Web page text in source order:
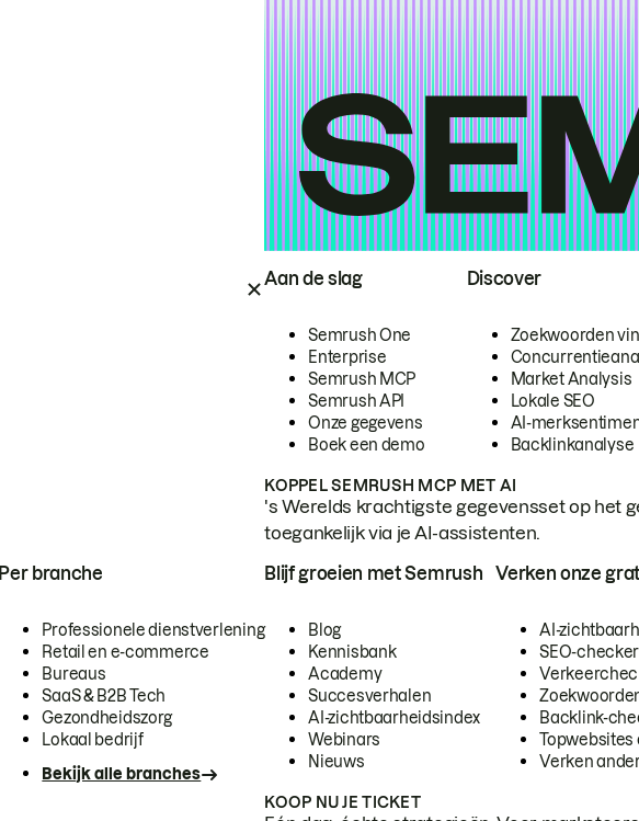
Aan de slag
Semrush One
Enterprise
Semrush MCP
Semrush API
Onze gegevens
Boek een demo
Discover
Zoekwoorden
Market Analysis
Lokale SEO
AI-
Backlinkanalyse
KOPPEL SEMRUSH MCP MET AI
's Werelds krachtigste gegevensset op het
toegankelijk via je AI-assistenten.
Per branche
Professionele dienstverlening
Retail en e-commerce
Bureaus
SaaS & B2B Tech
Gezondheidszorg
Lokaal bedrijf
Bekijk alle branches
Blijf groeien met Semrush
Blog
Kennisbank
Academy
Succesverhalen
AI-zichtbaarheidsindex
Webinars
Nieuws
Verken onze
AI-
SEO-checker
Backlink-
Topwebsites
Verken
KOOP NU JE TICKET